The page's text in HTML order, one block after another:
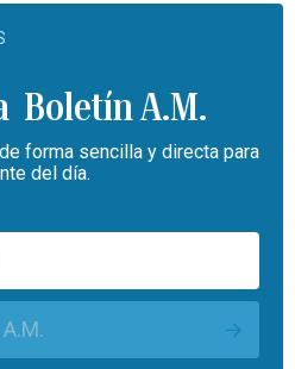
Boletín A.M.
forma sencilla y directa para
del día.